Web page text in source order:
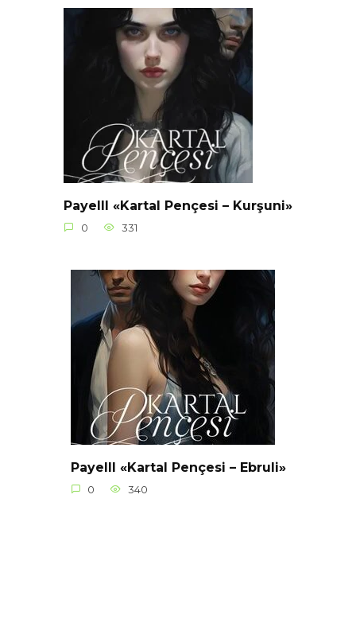
Payelll «Kartal Pençesi – Kurşuni»
0 331
Payelll «Kartal Pençesi – Ebruli»
0 340